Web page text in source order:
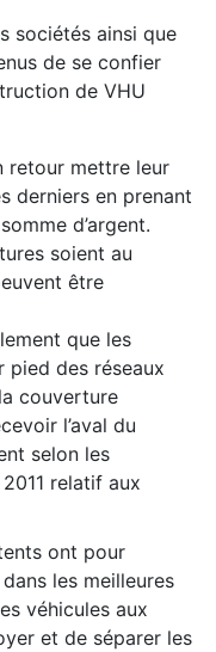
sociétés ainsi que
de se confier
de VHU
retour mettre leur
derniers en prenant
d’argent.
soient au
être
que les
des réseaux
couverture
l’aval du
selon les
relatif aux
ont pour
les meilleures
véhicules aux
et de séparer les